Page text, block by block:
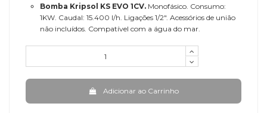
Bomba Kripsol KS EVO 1CV. Monofásico. Consumo:
1KW. Caudal: 15.400 l/h. Ligações 1/2". Acessórios de união
não incluídos. Compatível com a água do mar.
Adicionar ao Carrinho